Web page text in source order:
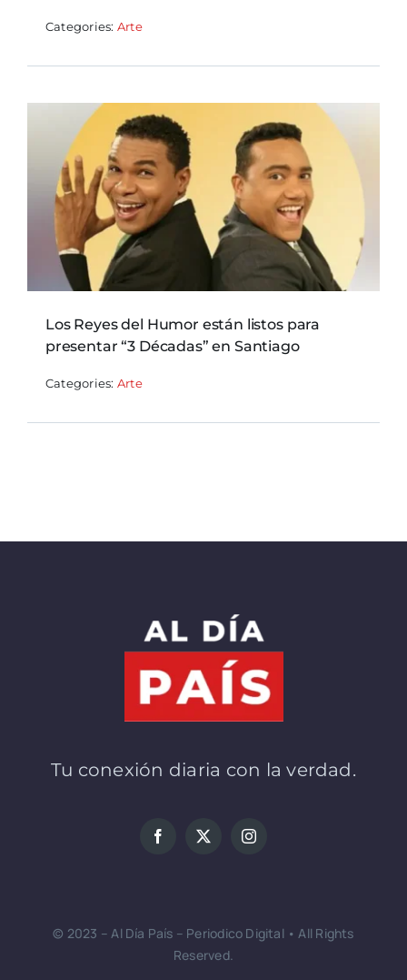
Categories: Arte
Los Reyes del Humor están listos para
presentar “3 Décadas” en Santiago
Categories: Arte
Tu conexión diaria con la verdad.
© 2023 – Al Día País – Periodico Digital • All Rights
Reserved.